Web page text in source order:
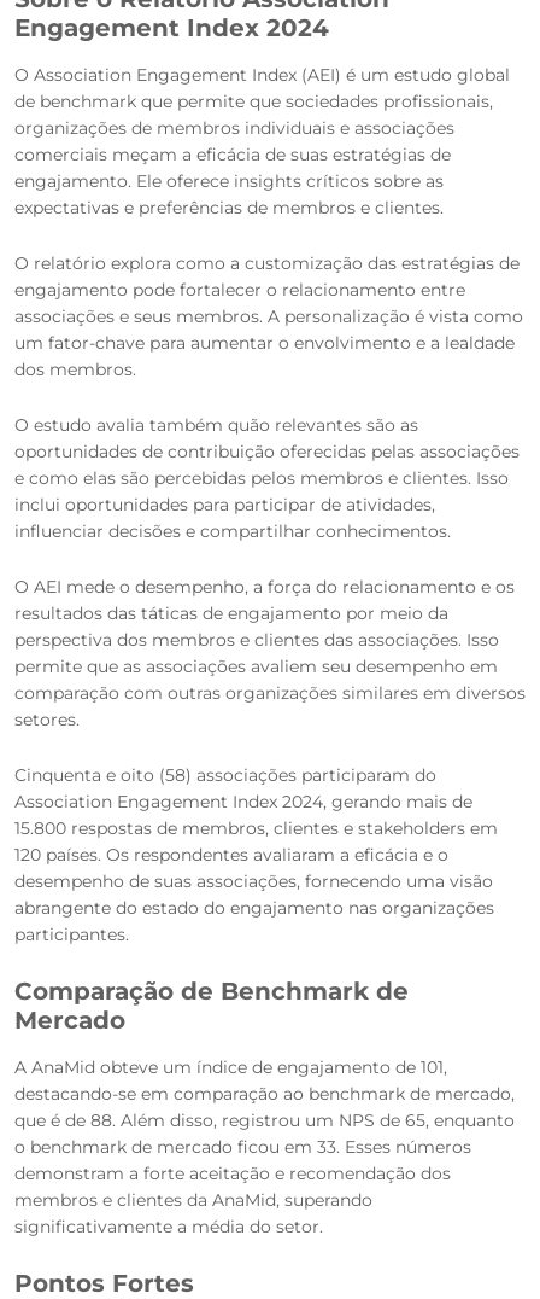
Engagement Index 2024
O Association Engagement Index (AEI) é um estudo global
de benchmark que permite que sociedades profissionais,
organizações de membros individuais e associações
comerciais meçam a eficácia de suas estratégias de
engajamento. Ele oferece insights críticos sobre as
expectativas e preferências de membros e clientes.
O relatório explora como a customização das estratégias de
engajamento pode fortalecer o relacionamento entre
associações e seus membros. A personalização é vista como
um fator-chave para aumentar o envolvimento e a lealdade
dos membros.
O estudo avalia também quão relevantes são as
oportunidades de contribuição oferecidas pelas associações
e como elas são percebidas pelos membros e clientes. Isso
inclui oportunidades para participar de atividades,
influenciar decisões e compartilhar conhecimentos.
O AEI mede o desempenho, a força do relacionamento e os
resultados das táticas de engajamento por meio da
perspectiva dos membros e clientes das associações. Isso
permite que as associações avaliem seu desempenho em
comparação com outras organizações similares em diversos
setores.
Cinquenta e oito (58) associações participaram do
Association Engagement Index 2024, gerando mais de
15.800 respostas de membros, clientes e stakeholders em
120 países. Os respondentes avaliaram a eficácia e o
desempenho de suas associações, fornecendo uma visão
abrangente do estado do engajamento nas organizações
participantes.
Comparação de Benchmark de
Mercado
A AnaMid obteve um índice de engajamento de 101,
destacando-se em comparação ao benchmark de mercado,
que é de 88. Além disso, registrou um NPS de 65, enquanto
o benchmark de mercado ficou em 33. Esses números
demonstram a forte aceitação e recomendação dos
membros e clientes da AnaMid, superando
significativamente a média do setor.
Pontos Fortes